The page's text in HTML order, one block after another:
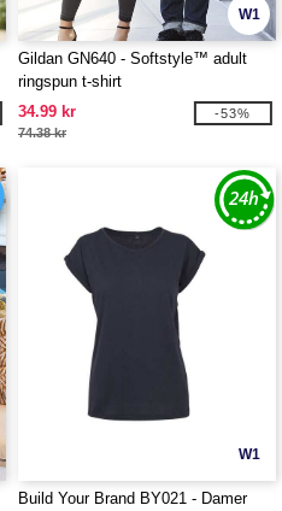
W1
Gildan GN640 - Softstyle™ adult
ringspun t-shirt
34.99 kr
74.38 kr
-53%
W1
Build Your Brand BY021 - Damer